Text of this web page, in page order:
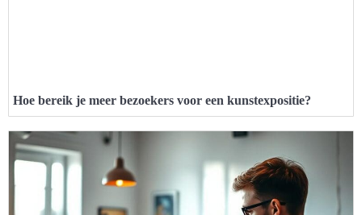
Hoe bereik je meer bezoekers voor een kunstexpositie?